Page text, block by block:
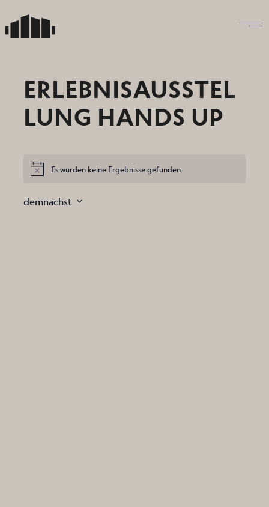
to
the
ERLEBNISAUSSTEL
LUNG HANDS UP
HinweisEs wurden keine Ergebnisse gefunden.
demnächst